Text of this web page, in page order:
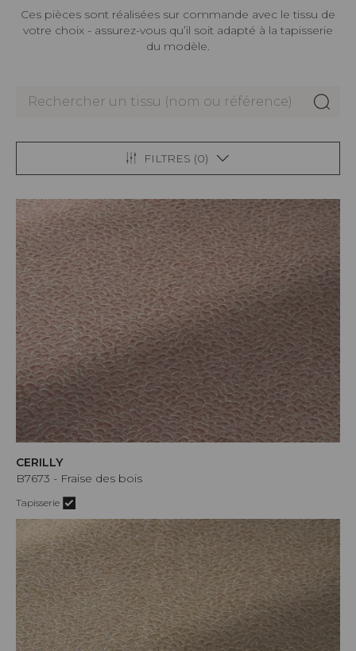
Ces pièces sont réalisées sur commande avec le tissu de
votre choix - assurez-vous qu’il soit adapté à la tapisserie
du modèle.
FILTRES (0)
CERILLY
B7673 - Fraise des bois
Tapisserie